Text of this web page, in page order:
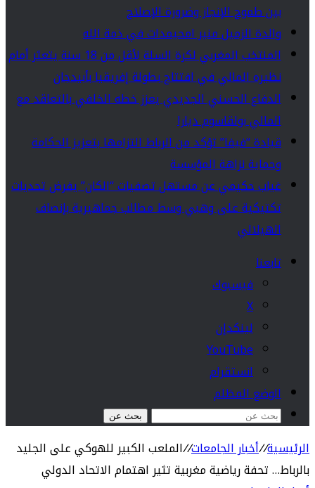
بين طموح الإنجاز وضرورة الإصلاح
والدة الزميل منير امحيمدات في ذمة الله
المنتخب المغربي لكرة السلة لأقل من 18 سنة يتعثر أمام
نظيره المالي في افتتاح بطولة إفريقيا بأبيدجان
الدفاع الحسني الجديدي يعزز خطه الخلفي بالتعاقد مع
المالي بولقاسوم ديارا
قيادة “فيفا” تؤكد من الرباط التزامها بتعزيز الحكامة
وحماية نزاهة المؤسسة
غياب حكيمي عن مستهل تصفيات “الكان” يفرض تحديات
تكتيكية على وهبي وسط مطالب جماهيرية بإنصاف
الهيلالي
تابعنا
فيسبوك
‫X
لينكدإن
‫YouTube
انستقرام
الوضع المظلم
بحث عن
الرئيسية//أخبار الجامعات//الملعب الكبير للهوكي على الجليد
بالرباط… تحفة رياضية مغربية تثير اهتمام الاتحاد الدولي